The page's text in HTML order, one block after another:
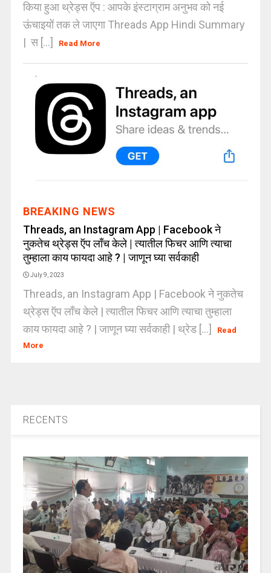
किया हुआ थ्रेड्स ऍप : आपके इंस्टाग्राम अनुभव को नई
ऊंचाइयों तक ले जाएगा Threads App Hindi Summary
| स [...]
Read More
BREAKING NEWS
Threads, an Instagram App | Facebook ने
नुकतेच थ्रेड्स ऍप लाँच केले | त्यातील फिचर आणि त्याचा
तुम्हाला काय फायदा आहे ? | जाणून घ्या सर्वकाही
July 9, 2023
Threads, an Instagram App | Facebook ने नुकतेच
थ्रेड्स ऍप लाँच केले | त्यातील फिचर आणि त्याचा तुम्हाला
काय फायदा आहे ? | जाणून घ्या सर्वकाही | थ्रेड [...]
Read
More
RECENTS